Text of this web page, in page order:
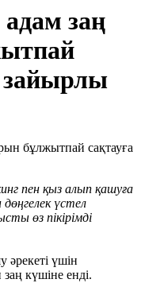
адам заң
зайырлы
пен қыз алып қашуға
дөңгелек үстел
өз пікірімді
үшін
күшіне енді.